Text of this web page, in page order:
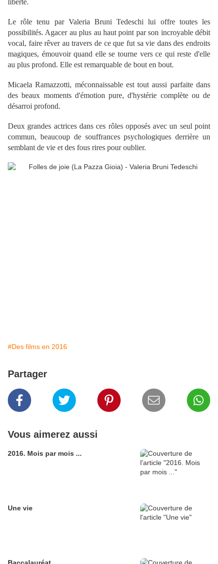
liberté.
Le rôle tenu par Valeria Bruni Tedeschi lui offre toutes les
possibilités. Agacer au plus au haut point par son incroyable débit
vocal, faire rêver au travers de ce que fut sa vie dans des endroits
magiques, émouvoir quand elle se tourne vers ce qui reste d'elle
au plus profond. Elle est remarquable de bout en bout.
Micaela Ramazzotti, méconnaissable est tout aussi parfaite dans
des beaux moments d'émotion pure, d'hystérie complète ou de
désarroi profond.
Deux grandes actrices dans ces rôles opposés avec un seul point
commun, beaucoup de souffrances psychologiques derrière un
semblant de vie et des fous rires pour oublier.
#Des films en 2016
Partager
Vous aimerez aussi
2016. Mois par mois ...
Une vie